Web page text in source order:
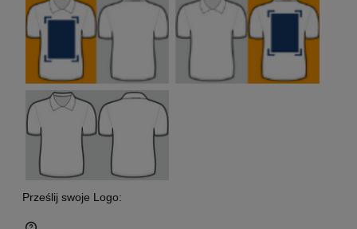
Prześlij swoje Logo: